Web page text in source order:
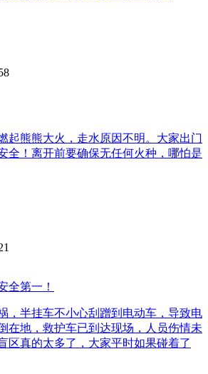
起熊熊大火，走水原因不明。大家出门
全！离开前要确保无任何火种，哪怕是
全第一！
，半挂车不小心刮蹭到电动车，导致电
在地，救护车已到达现场，人员伤情未
区真的太多了，大家平时如果碰着了